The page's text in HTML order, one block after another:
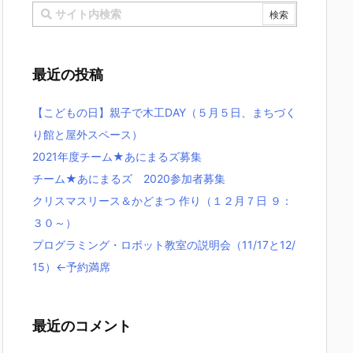
最近の投稿
【こどもの日】親子で木工DAY（５月５日、まちづく
り館と屋外スペース）
2021年度チーム★あにまるズ募集
チーム★あにまるズ 2020参加者募集
クリスマスリース＆かどまつ 作り（１２月７日 ９：
３０～）
プログラミング・ロボット教室の説明会（11/17と12/
15）←予約満席
最近のコメント